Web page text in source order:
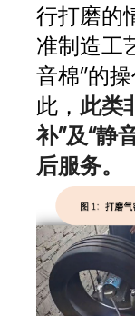
行打磨的
准制造工
音棉”的
此， 此类
补”及“静
后服务。